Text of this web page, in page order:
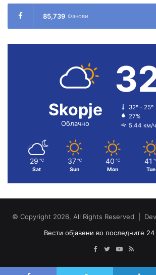
85,739 Фанови
Skopje
Облачно
32º - 25º
27%
5.44 км/ч
29 ℃
Sat
37 ℃
Sun
40 ℃
Mon
41
Tue
© Copyright 2026, All Rights Reserved |
Вести објавени во последните 24
Facebook
TwitterYouTube
RSS